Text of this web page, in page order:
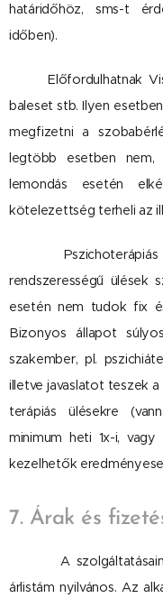
határidőhöz, sms-t
időben).
Előfordulhatnak Vis
baleset stb. Ilyen
megfizetni a
legtöbb esetben nem,
lemondás esetén
kötelezettség terheli az
Pszichoterápiás
rendszerességű ülések
esetén nem tudok fix
Bizonyos állapot
szakember, pl.
illetve javaslatot teszek a
terápiás ülésekre
minimum heti 1x-i,
kezelhetők
7. Árak és
A
árlistám nyilvános. Az